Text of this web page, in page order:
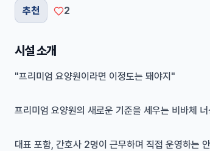
추천 2
시설 소개
"프리미엄 요양원이라면 이정도는 돼야지"
프리미엄 요양원의 새로운 기준을 세우는 비바체 너
대표 포함, 간호사 2명이 근무하며 직접 운영하는